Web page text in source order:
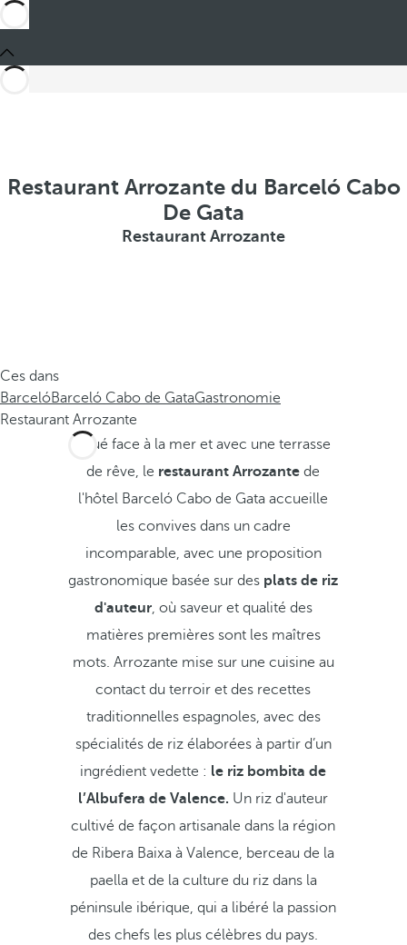
Restaurant Arrozante du Barceló Cabo
De Gata
Restaurant Arrozante
Ces dans
BarcelóBarceló Cabo de GataGastronomie
Restaurant Arrozante
Situé face à la mer et avec une terrasse
de rêve, le restaurant Arrozante de
l'hôtel Barceló Cabo de Gata accueille
les convives dans un cadre
incomparable, avec une proposition
gastronomique basée sur des plats de riz
d'auteur, où saveur et qualité des
matières premières sont les maîtres
mots. Arrozante mise sur une cuisine au
contact du terroir et des recettes
traditionnelles espagnoles, avec des
spécialités de riz élaborées à partir d’un
ingrédient vedette : le riz bombita de
l’Albufera de Valence. Un riz d'auteur
cultivé de façon artisanale dans la région
de Ribera Baixa à Valence, berceau de la
paella et de la culture du riz dans la
péninsule ibérique, qui a libéré la passion
des chefs les plus célèbres du pays.